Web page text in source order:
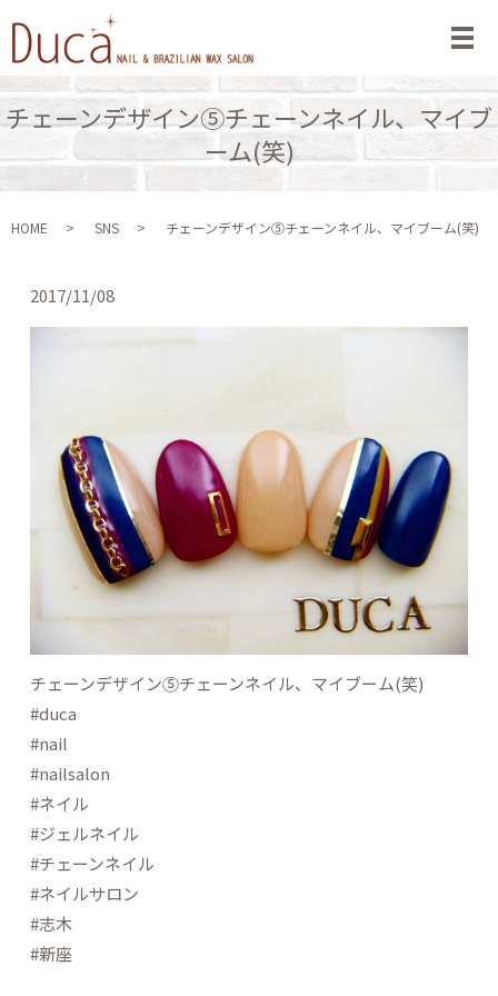
メ
チェーンデザイン⑤チェーンネイル、マイブ
ーム(笑)
HOME SNS チェーンデザイン⑤チェーンネイル、マイブーム(笑)
2017/11/08
チェーンデザイン⑤チェーンネイル、マイブーム(笑)
#duca
#nail
#nailsalon
#ネイル
#ジェルネイル
#チェーンネイル
#ネイルサロン
#志木
#新座